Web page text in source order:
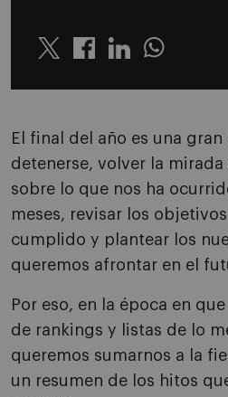
Twitter LinkedinWhatsapp
El final del año es una
detenerse, volver la
sobre lo que nos ha
meses, revisar los
cumplido y plantear los
queremos afrontar en el
Por eso, en la época en
de rankings y listas de lo
queremos sumarnos a la
un resumen de los hitos